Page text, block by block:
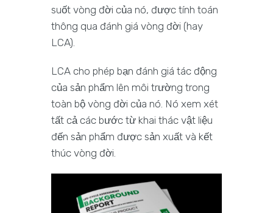
suốt vòng đời của nó, được tính toán
thông qua đánh giá vòng đời (hay
LCA).
LCA cho phép bạn đánh giá tác động
của sản phẩm lên môi trường trong
toàn bộ vòng đời của nó. Nó xem xét
tất cả các bước từ khai thác vật liệu
đến sản phẩm được sản xuất và kết
thúc vòng đời.